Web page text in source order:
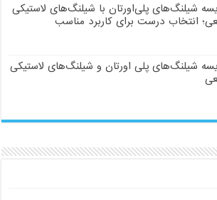
شیلنگ‌های پلی‌اورتان با شیلنگ‌های لاستیکی
انتخاب درست برای کاربرد مناسب
شیلنگ‌های پلی اورتان و شیلنگ‌های لاستیکی